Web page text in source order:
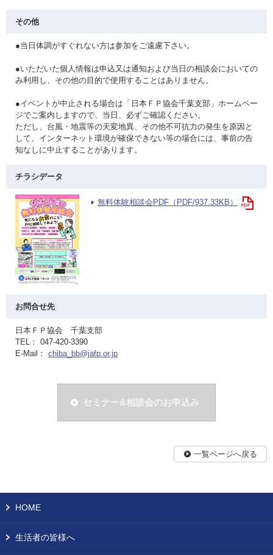
その他
●当日体調がすぐれない方は参加をご遠慮下さい。
●いただいた個人情報は申込又は通知および当日の相談会においての
み利用し、その他の目的で使用することはありません。
●イベントが中止される場合は「日本ＦＰ協会千葉支部」ホームペー
ジでご案内しますので、当日、必ずご確認ください。
ただし、台風・地震等の天変地異、その他不可抗力の発生を原因と
して、インターネット環境が確保できない等の場合には、事前の告
知なしに中止することがあります。
チラシデータ
無料体験相談会PDF（PDF/937.33KB）
お問合せ先
日本ＦＰ協会 千葉支部
TEL： 047-420-3390
E-Mail： chiba_bb@jafp.or.jp
セミナー&相談会のお申込み
一覧ページへ戻る
HOME
生活者の皆様へ